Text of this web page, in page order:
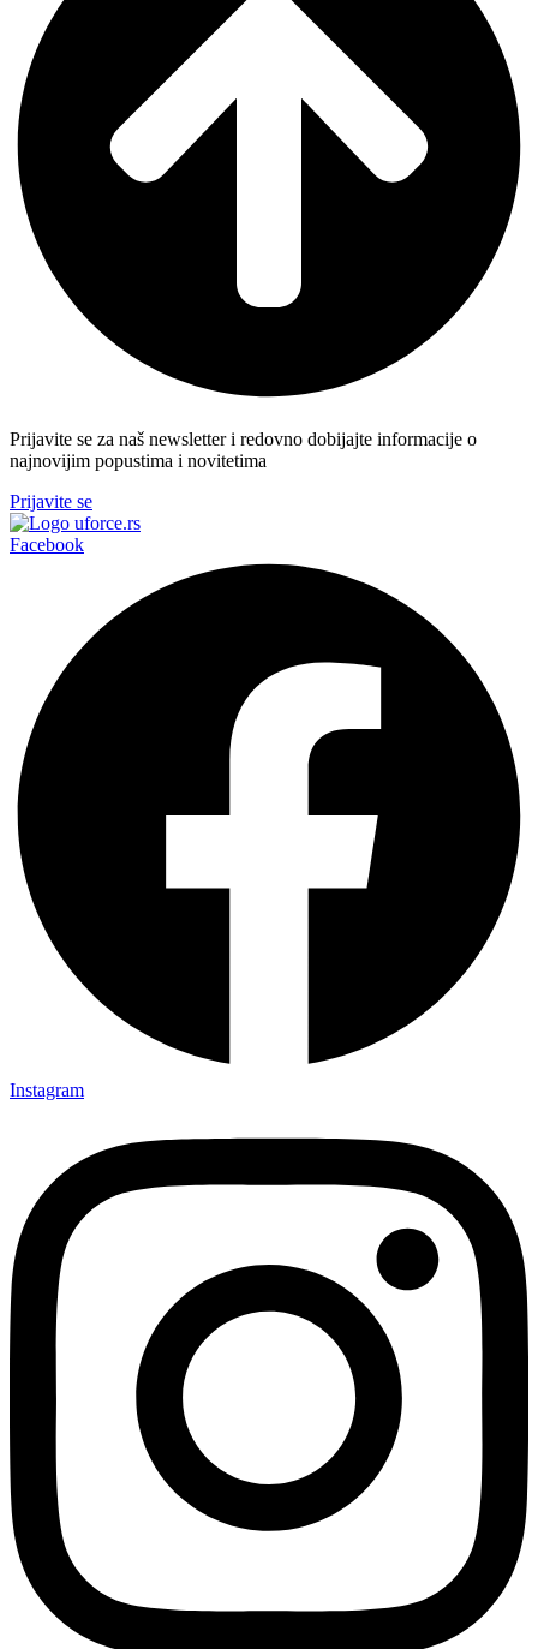
Prijavite se za naš newsletter i redovno dobijajte informacije o
najnovijim popustima i novitetima
Prijavite se
Facebook
Instagram